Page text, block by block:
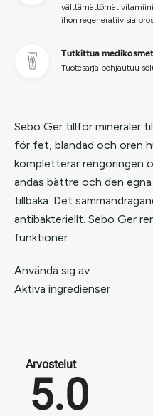
välttämättömät
ihon regeneratiivisia
Tutkittua
Tuotesarja pohjautuu
Sebo Ger tillför mineraler
för fet, blandad och oren
kompletterar rengöringen
andas bättre och den
tillbaka. Det
antibakteriellt. Sebo Ger
funktioner.
Använda sig av
Aktiva ingredienser
Arvostelut
5.0